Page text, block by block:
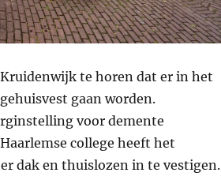
te horen dat er in het
gaan worden.
voor demente
college heeft het
dak en thuislozen in te vestigen.